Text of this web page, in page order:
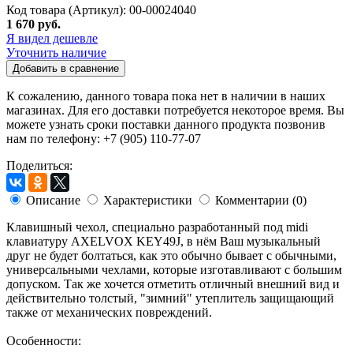
Код товара (Артикул): 00-00024040
1 670 руб.
Я видел дешевле
Уточнить наличие
Добавить в сравнение
К сожалению, данного товара пока нет в наличии в наших
магазинах. Для его доставки потребуется некоторое время. Вы
можете узнать сроки поставки данного продукта позвонив
нам по телефону: +7 (905) 110-77-07
Поделиться:
Описание Характеристики
Комментарии (0)
Клавишный чехол, специально разработанный под midi
клавиатуру AXELVOX KEY49J, в нём Ваш музыкальный
друг не будет болтаться, как это обычно бывает с обычными,
универсальными чехлами, которые изготавливают с большим
допуском. Так же хочется отметить отличный внешний вид и
действительно толстый, "зимний" утеплитель защищающий
также от механических повреждений.
Особенности: